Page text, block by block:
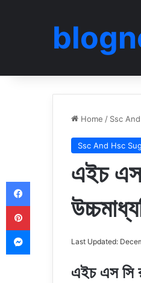
Home / Ssc
Ssc And Hsc
এইচ এস
Last Updated:
এইচ এস সি
Facebook
Pinterest
Messenger